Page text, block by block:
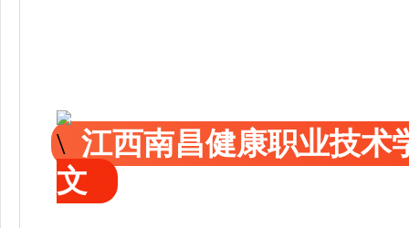
江西南昌健康职业技术
文